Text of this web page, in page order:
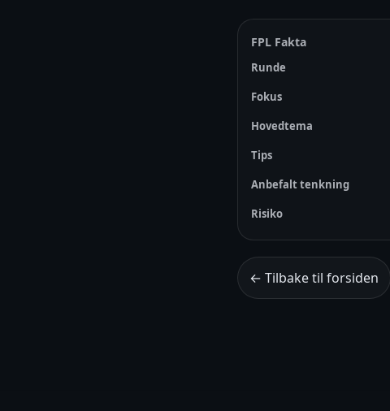
FPL Fakta
Runde
Fokus
Hovedtema
Tips
Anbefalt tenkning
Risiko
← Tilbake til forsiden